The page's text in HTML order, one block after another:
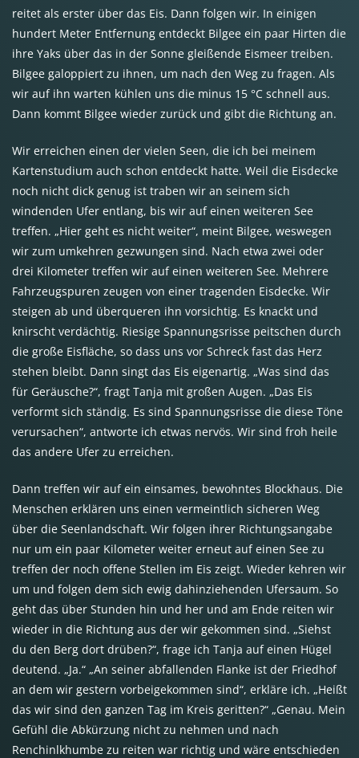
reitet als erster über das Eis. Dann folgen wir. In einigen
hundert Meter Entfernung entdeckt Bilgee ein paar Hirten die
ihre Yaks über das in der Sonne gleißende Eismeer treiben.
Bilgee galoppiert zu ihnen, um nach den Weg zu fragen. Als
wir auf ihn warten kühlen uns die minus 15 °C schnell aus.
Dann kommt Bilgee wieder zurück und gibt die Richtung an.
Wir erreichen einen der vielen Seen, die ich bei meinem
Kartenstudium auch schon entdeckt hatte. Weil die Eisdecke
noch nicht dick genug ist traben wir an seinem sich
windenden Ufer entlang, bis wir auf einen weiteren See
treffen. „Hier geht es nicht weiter“, meint Bilgee, weswegen
wir zum umkehren gezwungen sind. Nach etwa zwei oder
drei Kilometer treffen wir auf einen weiteren See. Mehrere
Fahrzeugspuren zeugen von einer tragenden Eisdecke. Wir
steigen ab und überqueren ihn vorsichtig. Es knackt und
knirscht verdächtig. Riesige Spannungsrisse peitschen durch
die große Eisfläche, so dass uns vor Schreck fast das Herz
stehen bleibt. Dann singt das Eis eigenartig. „Was sind das
für Geräusche?“, fragt Tanja mit großen Augen. „Das Eis
verformt sich ständig. Es sind Spannungsrisse die diese Töne
verursachen“, antworte ich etwas nervös. Wir sind froh heile
das andere Ufer zu erreichen.
Dann treffen wir auf ein einsames, bewohntes Blockhaus. Die
Menschen erklären uns einen vermeintlich sicheren Weg
über die Seenlandschaft. Wir folgen ihrer Richtungsangabe
nur um ein paar Kilometer weiter erneut auf einen See zu
treffen der noch offene Stellen im Eis zeigt. Wieder kehren wir
um und folgen dem sich ewig dahinziehenden Ufersaum. So
geht das über Stunden hin und her und am Ende reiten wir
wieder in die Richtung aus der wir gekommen sind. „Siehst
du den Berg dort drüben?“, frage ich Tanja auf einen Hügel
deutend. „Ja.“ „An seiner abfallenden Flanke ist der Friedhof
an dem wir gestern vorbeigekommen sind“, erkläre ich. „Heißt
das wir sind den ganzen Tag im Kreis geritten?“ „Genau. Mein
Gefühl die Abkürzung nicht zu nehmen und nach
Renchinlkhumbe zu reiten war richtig und wäre entschieden